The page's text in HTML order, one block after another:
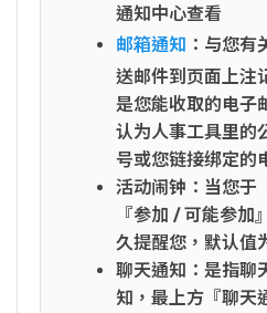
通知中心查看
邮箱通知 ：与您
送邮件到页面上注
是您能收取的电子
认为人事工具里的
号或您链接绑定的
活动闹钟：当您于
『参加 / 可能参加
久提醒您，默认值
聊天通知：是指聊
知，最上方『聊天